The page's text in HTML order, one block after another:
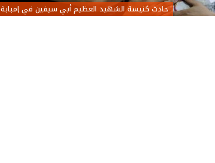
حادث كنيسة الشهيد العظيم أبي سيفين في إمبابة